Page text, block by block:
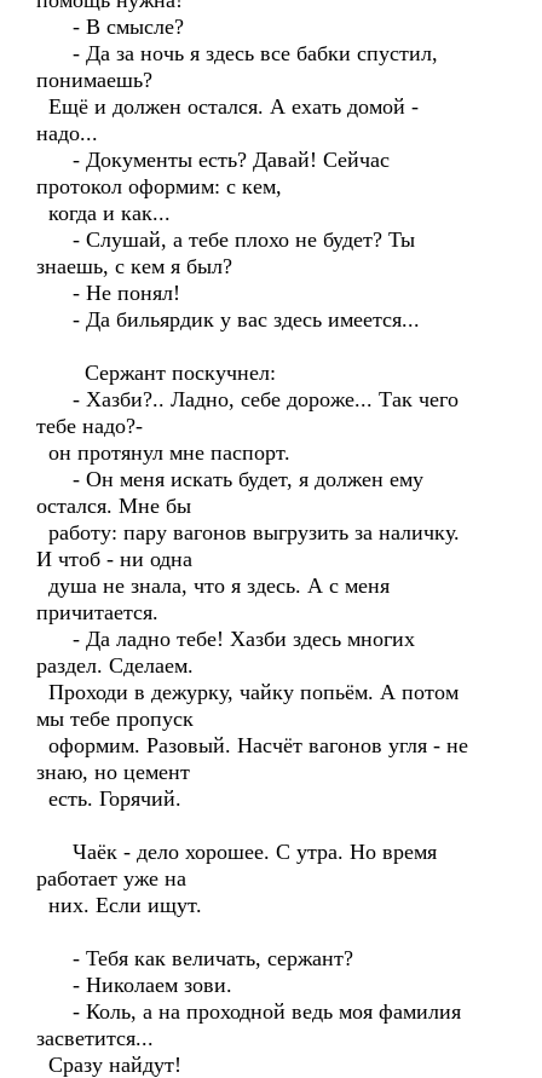
- В смысле?
- Да за ночь я здесь все бабки спустил,
понимаешь?
Ещё и должен остался. А ехать домой -
надо...
- Документы есть? Давай! Сейчас
протокол оформим: с кем,
когда и как...
- Слушай, а тебе плохо не будет? Ты
знаешь, с кем я был?
- Не понял!
- Да бильярдик у вас здесь имеется...
Сержант поскучнел:
- Хазби?.. Ладно, себе дороже... Так чего
тебе надо?-
он протянул мне паспорт.
- Он меня искать будет, я должен ему
остался. Мне бы
работу: пару вагонов выгрузить за наличку.
И чтоб - ни одна
душа не знала, что я здесь. А с меня
причитается.
- Да ладно тебе! Хазби здесь многих
раздел. Сделаем.
Проходи в дежурку, чайку попьём. А потом
мы тебе пропуск
оформим. Разовый. Насчёт вагонов угля - не
знаю, но цемент
есть. Горячий.
Чаёк - дело хорошее. С утра. Но время
работает уже на
них. Если ищут.
- Тебя как величать, сержант?
- Николаем зови.
- Коль, а на проходной ведь моя фамилия
засветится...
Сразу найдут!